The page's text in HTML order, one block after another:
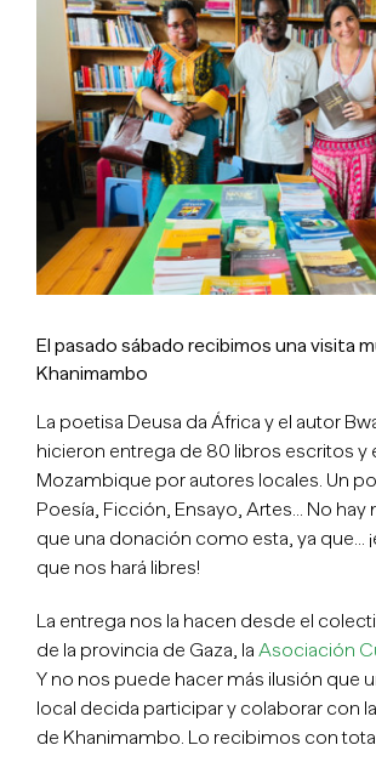
imagen
más
grande
El pasado sábado recibimos una visita
Khanimambo
La poetisa Deusa da África y el autor
hicieron entrega de 80 libros escritos y
Mozambique por autores locales. Un
Poesía, Ficción, Ensayo, Artes… No
que una donación como esta, ya que…
que nos hará libres!
La entrega nos la hacen desde el
de la provincia de Gaza, la Asociación
Y no nos puede hacer más ilusión que
local decida participar y colaborar con
de Khanimambo. Lo recibimos con